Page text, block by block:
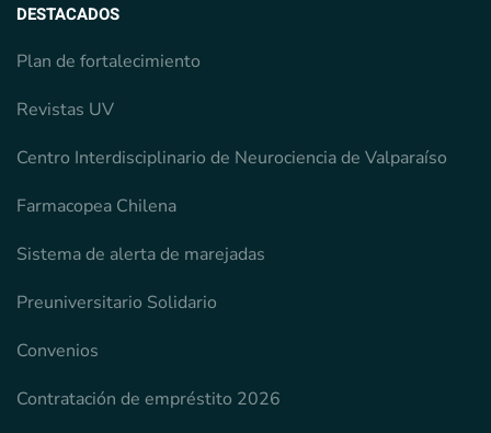
DESTACADOS
Plan de fortalecimiento
Revistas UV
Centro Interdisciplinario de Neurociencia de Valparaíso
Farmacopea Chilena
Sistema de alerta de marejadas
Preuniversitario Solidario
Convenios
Contratación de empréstito 2026